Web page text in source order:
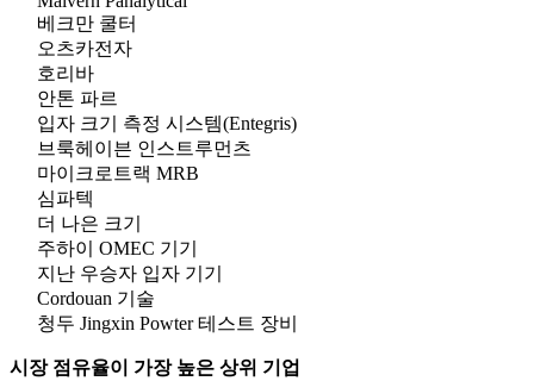
베크만 쿨터
오츠카전자
호리바
안톤 파르
입자 크기 측정 시스템(Entegris)
브룩헤이븐 인스트루먼츠
마이크로트랙 MRB
심파텍
더 나은 크기
주하이 OMEC 기기
지난 우승자 입자 기기
Cordouan 기술
청두 Jingxin Powter 테스트 장비
시장 점유율이 가장 높은 상위 기업